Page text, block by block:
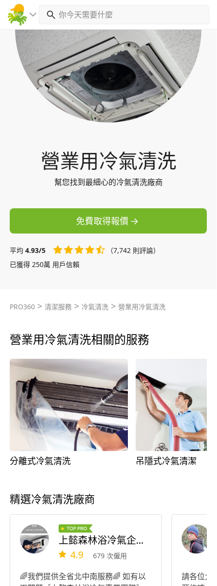
營業用冷氣清洗
幫您找到最細心的冷氣清洗廠商
免費取得報價
平均 4.93/5
（7,742 則評論）
已獲得 250萬 用戶信賴
PRO360 > 清潔服務 > 冷氣清洗 > 營業用冷氣清洗
營業用冷氣清洗相關的服務
分離式冷氣清洗 吊隱式冷氣清潔
精選冷氣清洗廠商
上懿森林浴冷氣企業社（清洗冷氣）（維修冷氣）（灌冷媒）
4.9 679 次僱用
🌈我們提供全省北中南服務🌈 如有以
請各位大